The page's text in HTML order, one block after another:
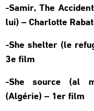
-Samir, The
lui) – Charlotte
-She shelter (le
3e film
-She source (al
(Algérie) – 1er film